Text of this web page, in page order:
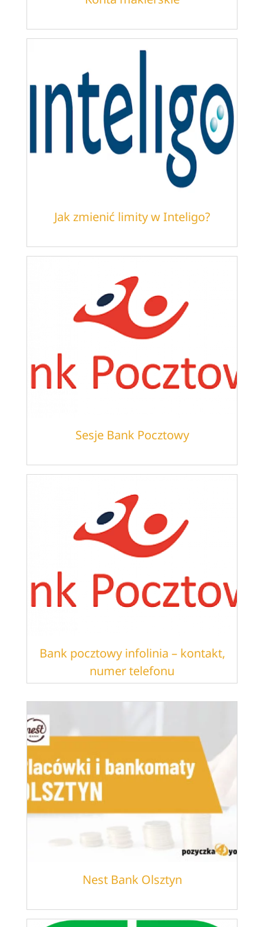
Jak zmienić limity w Inteligo?
Sesje Bank Pocztowy
Bank pocztowy infolinia – kontakt,
numer telefonu
Nest Bank Olsztyn